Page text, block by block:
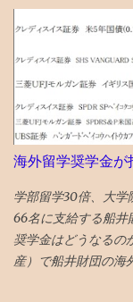
価格での指値セッ
何も起きていない
引け成りの注文取り
海外留学奨学金が
学部留学30倍、大学
66名に支給する船井
奨学金はどうなるの
産）で船井財団の海